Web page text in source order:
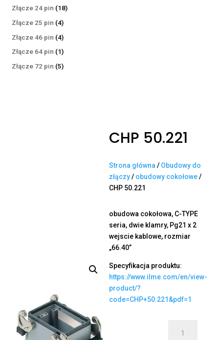
produkty
Złącze 24 pin 1818
Złącze 25 pin 44
produkty
Złącze 46 pin 44
produkty
Złącze 64 pin 11
produkt
Złącze 72 pin 55
CHP 50.221
Strona główna / Obudowy do
złączy/ obudowy cokołowe/
CHP 50.221
obudowa cokołowa, C-TYPE
seria, dwie klamry, Pg21 x 2
wejscie kablowe, rozmiar
„66.40”
Specyfikacja produktu:
https://www.ilme.com/en/view-
product/?
code=CHP+50.221&pdf=1